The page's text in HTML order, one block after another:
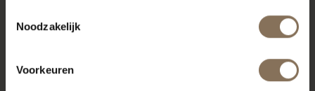
Noodzakelijk
Voorkeuren